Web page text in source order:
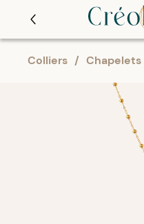
Colliers / Chapelets